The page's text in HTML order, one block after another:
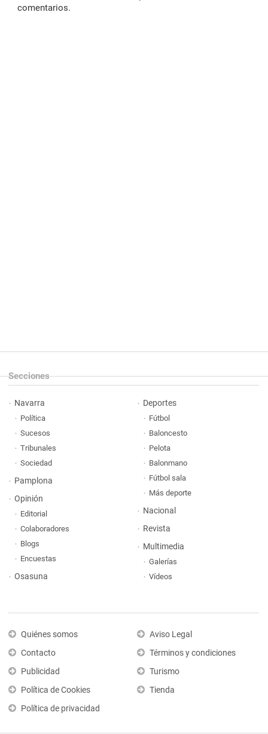
comentarios.
Secciones
Navarra
Política
Sucesos
Tribunales
Sociedad
Pamplona
Opinión
Editorial
Colaboradores
Blogs
Encuestas
Osasuna
Deportes
Fútbol
Baloncesto
Pelota
Balonmano
Fútbol sala
Más deporte
Nacional
Revista
Multimedia
Galerías
Vídeos
Quiénes somos
Contacto
Publicidad
Política de Cookies
Política de privacidad
Aviso Legal
Términos y condiciones
Turismo
Tienda